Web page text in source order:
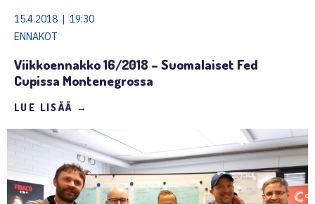
15.4.2018 | 19:30
ENNAKOT
Viikkoennakko 16/2018 – Suomalaiset Fed
Cupissa Montenegrossa
LUE LISÄÄ →